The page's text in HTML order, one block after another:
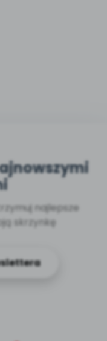
najlepsze
skrzynkę